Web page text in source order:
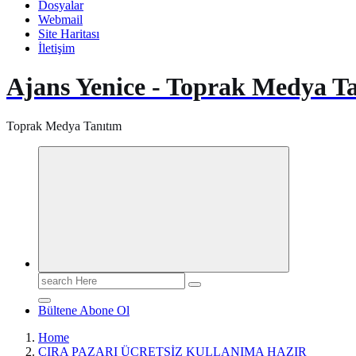
Dosyalar
Webmail
Site Haritası
İletişim
Ajans Yenice - Toprak Medya
Toprak Medya Tanıtım
Search
for:
Bültene Abone Ol
Home
ÇIRA PAZARI ÜCRETSİZ KULLANIMA HAZIR